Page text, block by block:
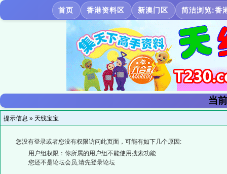
首页 香港资料区 新澳门区 简洁浏览:香
当
提示信息 » 天线宝宝
您没有登录或者您没有权限访问此页面，可能有如下几个原因:
用户组权限：你所属的用户组不能使用搜索功能
您还不是论坛会员,请先登录论坛